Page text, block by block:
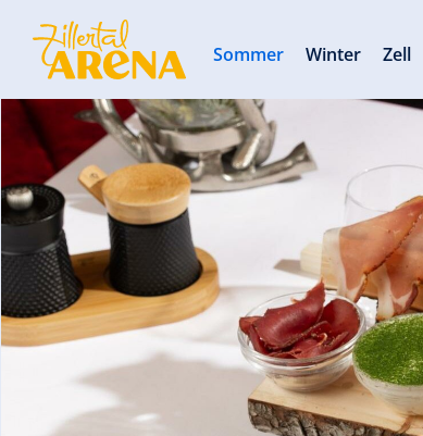
Sommer Winter Zell